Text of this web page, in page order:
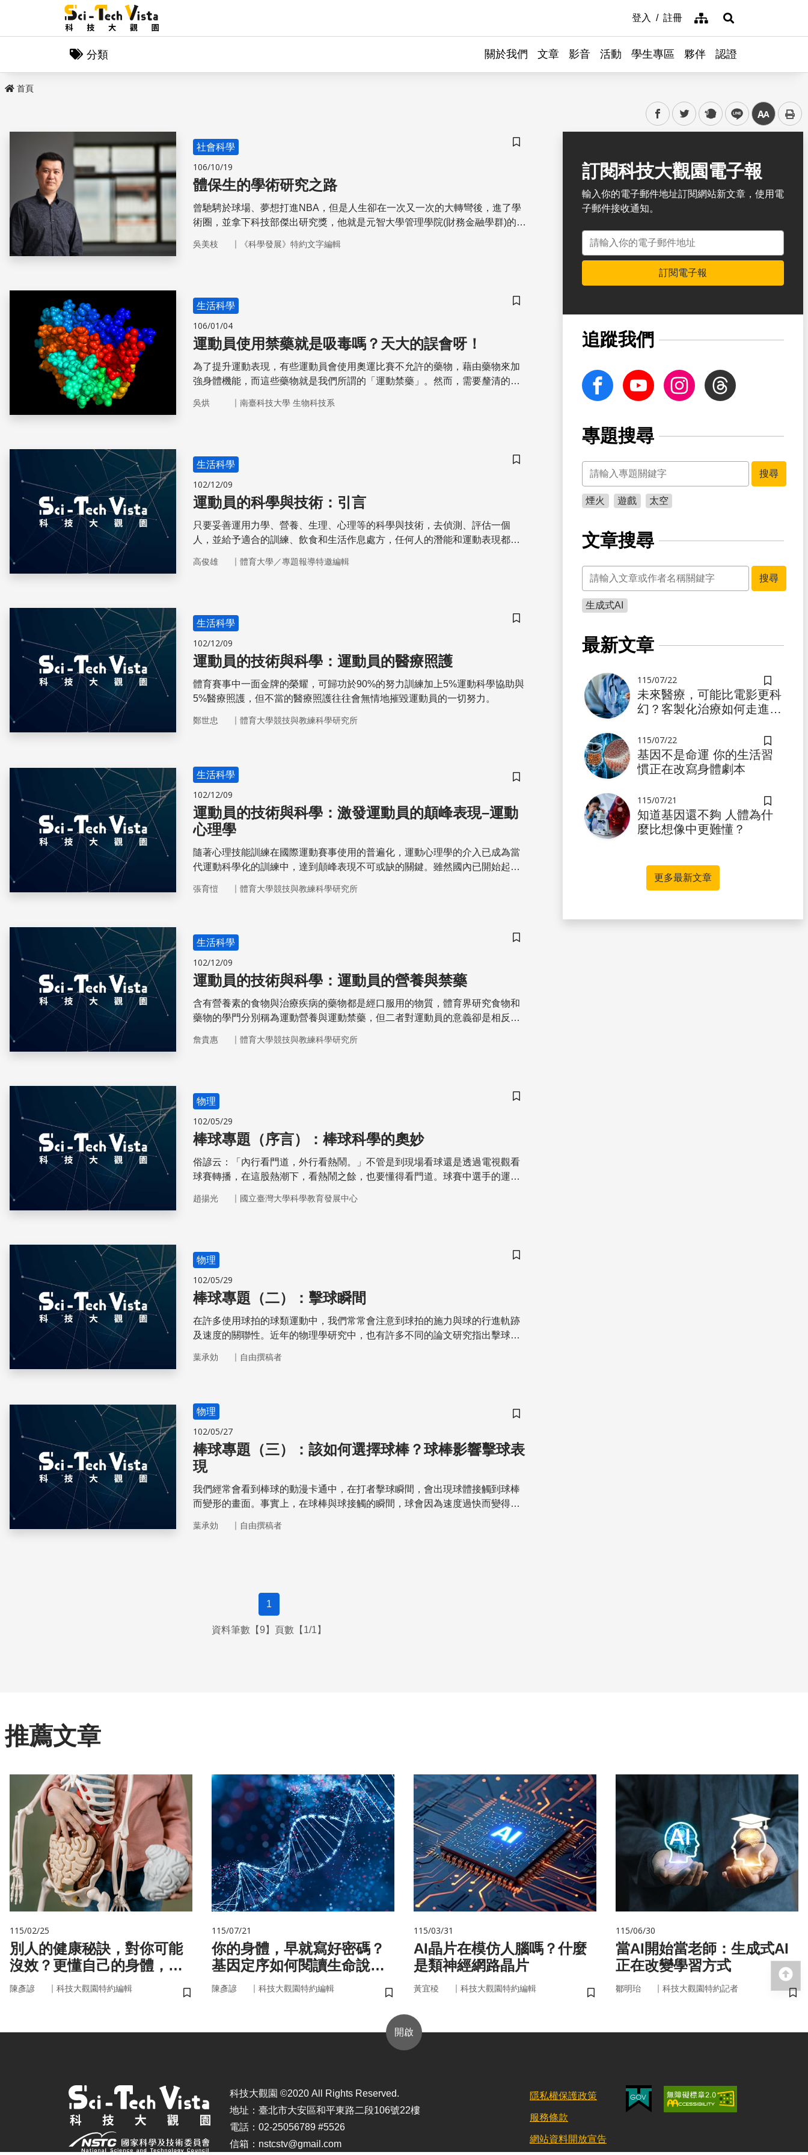
登入 註冊 網站導覽展開搜尋
分類 關於我們 文章 影音 活動 學生專區 夥伴 認證
首頁
facebooktwitter plurk line 中
儲存書籤
社會科學
106/10/19
體保生的學術研究之路
曾馳騁於球場、夢想打進NBA，但是人生卻在一次又一次的大轉彎後，進了學
術圈，並拿下科技部傑出研究獎，他就是元智大學管理學院(財務金融學群)的黃
所愛、愛你所擇。」他說，人最需要了解的就是自己，無論做什麼，都是自己
吳美枝 ｜ 《科學發展》特約文字編輯
儲存書籤
生活科學
106/01/04
運動員使用禁藥就是吸毒嗎？天大的誤會呀！
為了提升運動表現，有些運動員會使用奧運比賽不允許的藥物，藉由藥物來加
強身體機能，而這些藥物就是我們所謂的「運動禁藥」。然而，需要釐清的的
物，而運動禁藥卻是醫生時常使用的處方藥。
吳烘 ｜ 南臺科技大學 生物科技系
儲存書籤
生活科學
102/12/09
運動員的科學與技術：引言
只要妥善運用力學、營養、生理、心理等的科學與技術，去偵測、評估一個
人，並給予適合的訓練、飲食和生活作息處方，任何人的潛能和運動表現都可
高俊雄 ｜ 體育大學／專題報導特邀編輯
儲存書籤
生活科學
102/12/09
運動員的技術與科學：運動員的醫療照護
體育賽事中一面金牌的榮耀，可歸功於90%的努力訓練加上5%運動科學協助與
5%醫療照護，但不當的醫療照護往往會無情地摧毀運動員的一切努力。
鄭世忠 ｜ 體育大學競技與教練科學研究所
儲存書籤
生活科學
102/12/09
運動員的技術與科學：激發運動員的顛峰表現–運動
心理學
隨著心理技能訓練在國際運動賽事使用的普遍化，運動心理學的介入已成為當
代運動科學化的訓練中，達到顛峰表現不可或缺的關鍵。雖然國內已開始起
張育愷 ｜ 體育大學競技與教練科學研究所
儲存書籤
生活科學
102/12/09
運動員的技術與科學：運動員的營養與禁藥
含有營養素的食物與治療疾病的藥物都是經口服用的物質，體育界研究食物和
藥物的學門分別稱為運動營養與運動禁藥，但二者對運動員的意義卻是相反
詹貴惠 ｜ 體育大學競技與教練科學研究所
儲存書籤
物理
102/05/29
棒球專題（序言）：棒球科學的奧妙
俗諺云：「內行看門道，外行看熱鬧。」不管是到現場看球還是透過電視觀看
球賽轉播，在這股熱潮下，看熱鬧之餘，也要懂得看門道。球賽中選手的運動
趙揚光 ｜ 國立臺灣大學科學教育發展中心
儲存書籤
物理
102/05/29
棒球專題（二）：擊球瞬間
在許多使用球拍的球類運動中，我們常常會注意到球拍的施力與球的行進軌跡
及速度的關聯性。近年的物理學研究中，也有許多不同的論文研究指出擊球的
葉承効 ｜ 自由撰稿者
儲存書籤
物理
102/05/27
棒球專題（三）：該如何選擇球棒？球棒影響擊球表
現
我們經常會看到棒球的動漫卡通中，在打者擊球瞬間，會出現球體接觸到球棒
而變形的畫面。事實上，在球棒與球接觸的瞬間，球會因為速度過快而變得較
產生所謂的「彈簧床效應」（trampoline effect）。
葉承効 ｜ 自由撰稿者
1
資料筆數【9】頁數【1/1】
訂閱科技大觀園電子報
輸入你的電子郵件地址訂閱網站新文章，使用電
子郵件接收通知。
電子郵件地址
訂閱電子報
追蹤我們
facebook Youtube InstagramThreads
專題搜尋
關鍵字
搜尋
煙火 遊戲 太空
文章搜尋
關鍵字
搜尋
生成式AI
最新文章
儲存書籤
115/07/22
未來醫療，可能比電影更科
幻？客製化治療如何走進真
儲存書籤
115/07/22
基因不是命運 你的生活習
慣正在改寫身體劇本
儲存書籤
115/07/21
知道基因還不夠 人體為什
麼比想像中更難懂？
更多最新文章
推薦文章
115/02/25
別人的健康秘訣，對你可能
沒效？更懂自己的身體，才
更能「精準健康」！
陳彥諺 ｜ 科技大觀園特約編輯
儲存書籤
115/07/21
你的身體，早就寫好密碼？
基因定序如何閱讀生命說明
書
陳彥諺 ｜ 科技大觀園特約編輯
儲存書籤
115/03/31
AI晶片在模仿人腦嗎？什麼
是類神經網路晶片
黃宜稜 ｜ 科技大觀園特約編輯
儲存書籤
115/06/30
當AI開始當老師：生成式AI
正在改變學習方式
鄒明珆 ｜ 科技大觀園特約記者
儲
開啟
科技大觀園 ©2020 All Rights Reserved.
地址：臺北市大安區和平東路二段106號22樓
電話：02-25056789 #5526
信箱：nstcstv@gmail.com
隱私權保護政策
服務條款
網站資料開放宣告
回